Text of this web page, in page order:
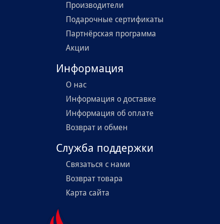
Производители
Подарочные сертификаты
Партнёрская программа
Акции
Информация
О нас
Информация о доставке
Информация об оплате
Возврат и обмен
Служба поддержки
Связаться с нами
Возврат товара
Карта сайта